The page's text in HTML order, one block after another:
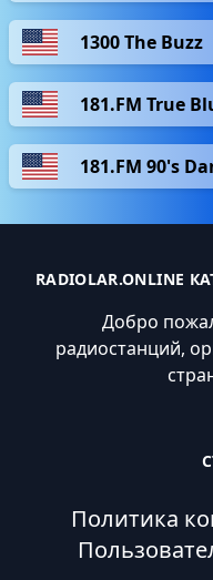
1300 The Buzz
181.FM True
181.FM 90's
RADIOLAR.ONLINE
Добро
радиостанций,
Политика